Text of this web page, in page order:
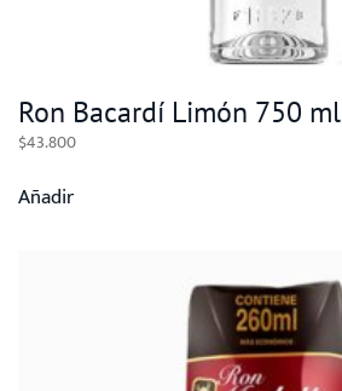
Ron Bacardí Limón 750 ml
$43.800
Añadir